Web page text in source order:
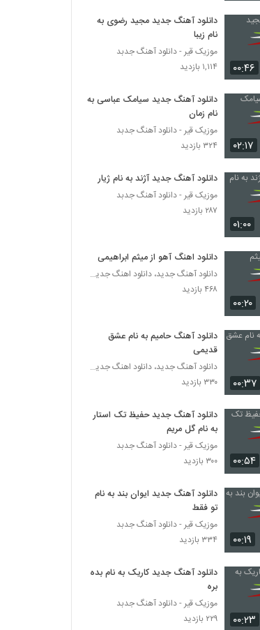
مهدی ماهان آهنگ جون منی
۱,۲۸۷ بازدید
دانلود آهنگ جدید و زیبای مازیار فلاحی با نام
بگو برو
صالح رضایی آهنگ عشق دو روزه
موزیک زیبای تموم شدم از حجت درولی
۱,۹۵۳ بازدید
آهنگ مهرداد عجمی بنام خیالی نیست
دانلود آهنگ سیاوش پالاهنگ عاشق تو
۱,۵۰۰ بازدید
دانلود آهنگ مصطفی تفتیش شاه دوماد
(Mostafa Taftish Shah Doomad)
متن ترانه
۵,۵۰۰ بازدید
آهنگ سعید آسایش بنام نیمه گمشده
۱,۶۸۵ بازدید
عدنان آهنگ دلم رفت
۱,۳۷۲ بازدید
موزیک زیبای جانا از هامین
۱,۱۹۸ بازدید
۰۰:۴۶
دانلود آهنگ جدید مجید رضوی به
نام زیبا
موزیک قیر - دانلود آهنگ جدبد
۱,۱۱۴ بازدید
۰۲:۱۷
دانلود آهنگ جدید سیامک عباسی به
نام زمان
موزیک قیر - دانلود آهنگ جدبد
۳۲۴ بازدید
۰۱:۰۰
دانلود آهنگ جدید آژند به نام ژیار
موزیک قیر - دانلود آهنگ جدبد
۲۸۷ بازدید
۰۰:۲۰
دانلود اهنگ آهو از میثم ابراهیمی
دانلود آهنگ جدید، دانلود اهنگ جدید ایرانی
۴۶۸ بازدید
۰۰:۳۷
دانلود آهنگ حامیم به نام عشق
قدیمی
دانلود آهنگ جدید، دانلود اهنگ جدید ایرانی
۳۳۰ بازدید
۰۰:۵۴
دانلود آهنگ جدید حفیظ تک استار
به نام گل مریم
موزیک قیر - دانلود آهنگ جدبد
۳۰۰ بازدید
۰۰:۱۹
دانلود آهنگ جدید ایوان بند به نام
تو فقط
موزیک قیر - دانلود آهنگ جدبد
۳۳۴ بازدید
۰۰:۲۳
دانلود آهنگ جدید کاریک به نام بده
بره
موزیک قیر - دانلود آهنگ جدبد
۲۲۹ بازدید